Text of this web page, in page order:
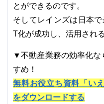
とができるのです。
そしてレインズは日本
T化が成功し、活用され
▼不動産業務の効率化な
すめ！
無料お役立ち資料「い
をダウンロードする